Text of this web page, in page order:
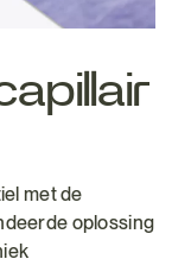
met de
oplossing